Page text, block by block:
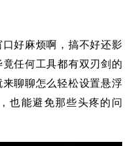
好麻烦啊，搞不好还影
任何工具都有双刃剑的
聊聊怎么轻松设置悬浮
也能避免那些头疼的问